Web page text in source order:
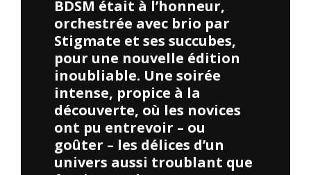
BDSM était à l’honneur,
orchestrée avec brio par
Stigmate et ses succubes,
pour une nouvelle édition
inoubliable. Une soirée
intense, propice à la
découverte, où les novices
ont pu entrevoir – ou
goûter – les délices d’un
univers aussi troublant que